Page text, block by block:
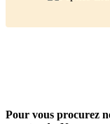
Pour vous procurez